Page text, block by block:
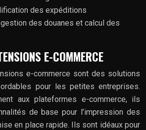
des expéditions
des douanes et calcul des
E-COMMERCE
e-commerce sont des solutions
pour les petites entreprises.
aux plateformes e-commerce, ils
de base pour l’impression des
en place rapide. Ils sont idéaux pour